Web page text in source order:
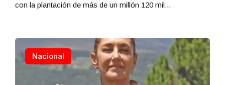
con la plantación de más de un millón 120 mil...
Nacional